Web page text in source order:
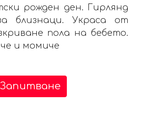
рожден ден. Гирлянд
близнаци. Украса от
пола на бебето.
и момиче
Запитване